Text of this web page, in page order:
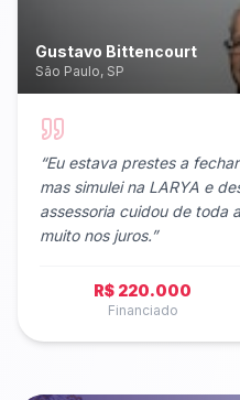
Gustavo Bittencourt
São Paulo, SP
“Eu estava prestes a
mas simulei na LARYA e
assessoria cuidou de toda
muito nos juros.”
R$ 220.000
Financiado